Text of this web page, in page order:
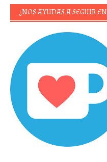
¿NOS AYUDAS A SEGUIR